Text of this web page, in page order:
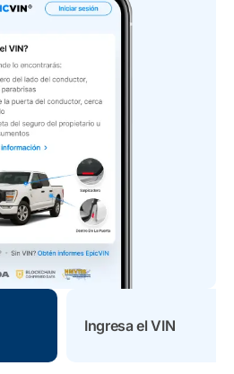
Ingresa el VIN